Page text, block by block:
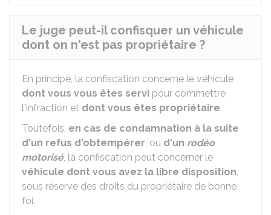
Le juge peut-il confisquer un véhicule
dont on n'est pas propriétaire ?
En principe, la confiscation concerne le véhicule
dont vous vous êtes servi pour commettre
l'infraction et dont vous êtes propriétaire.
Toutefois, en cas de condamnation à la suite
d'un refus d'obtempérer, ou d'un rodéo
motorisé, la confiscation peut concerner le
véhicule dont vous avez la libre disposition,
sous réserve des droits du propriétaire de bonne
foi.